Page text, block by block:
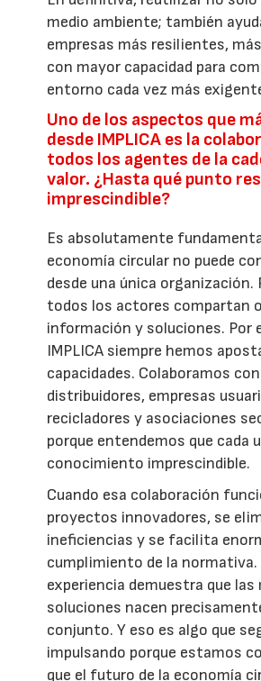
medio ambiente; también
empresas más resilientes,
con mayor capacidad para
entorno cada vez más
Uno de los aspectos que
desde IMPLICA es la
todos los agentes de la
valor. ¿Hasta qué punto
imprescindible?
Es absolutamente
economía circular no puede
desde una única organización.
todos los actores compartan
información y soluciones. Por
IMPLICA siempre hemos
capacidades. Colaboramos
distribuidores, empresas
recicladores y asociaciones
porque entendemos que cada
conocimiento imprescindible.
Cuando esa colaboración
proyectos innovadores, se
ineficiencias y se facilita
cumplimiento de la
experiencia demuestra que las
soluciones nacen
conjunto. Y eso es algo que
impulsando porque estamos
que el futuro de la economía